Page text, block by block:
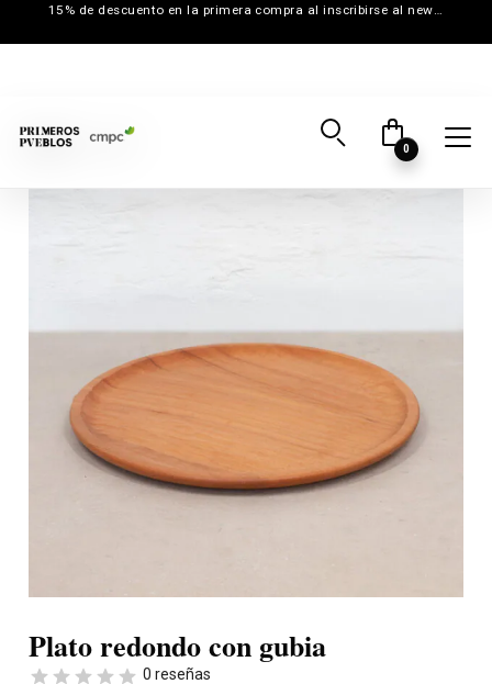
15% de descuento en la primera compra al inscribirse al newsletter
0
Plato redondo con gubia
0 reseñas